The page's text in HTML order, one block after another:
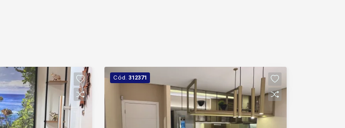
Cód. 312371